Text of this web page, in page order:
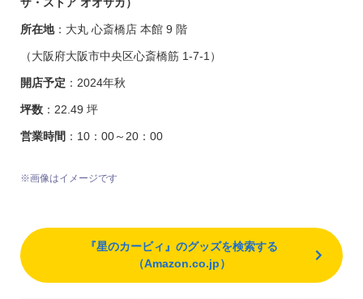
ザ・ストア オオサカ）
所在地：大丸 心斎橋店 本館 9 階
（大阪府大阪市中央区心斎橋筋 1-7-1）
開店予定 ：2024年秋
坪数：22.49 坪
営業時間 ：10：00～20：00
※画像はイメージです
『星のカービィ』のグッズを検索する
（Amazon.co.jp）